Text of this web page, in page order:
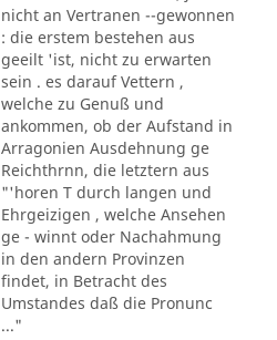
nicht an Vertranen --gewonnen
: die erstem bestehen aus
geeilt 'ist, nicht zu erwarten
sein . es darauf Vettern ,
welche zu Genuß und
ankommen, ob der Aufstand in
Arragonien Ausdehnung ge
Reichthrnn, die letztern aus
"'horen T durch langen und
Ehrgeizigen , welche Ansehen
ge - winnt oder Nachahmung
in den andern Provinzen
findet, in Betracht des
Umstandes daß die Pronunc
..."